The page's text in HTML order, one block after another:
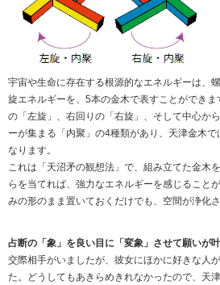
宇宙や生命に存在する根源的なエネルギーは、
旋エネルギーを、5本の金木で表すことができ
の「左旋」、右回りの「右旋」、そして中心か
ーが集まる「内聚」の4種類があり、天津金木
なります。
これは「天沼矛の観想法」で、組み立てた金木
らを当てれば、強力なエネルギーを感じること
みの形のまま置いておくだけでも、空間が浄化
占断の「象」を良い目に「変象」させて願いが叶
交際相手がいましたが、彼女にほかに好きな人
た。どうしてもあきらめきれなかったので、天